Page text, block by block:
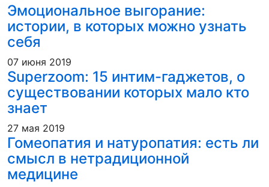
Эмоциональное выгорание:
истории, в которых можно узнать
себя
07 июня 2019
Superzoom: 15 интим-гаджетов, о
существовании которых мало кто
знает
27 мая 2019
Гомеопатия и натуропатия: есть ли
смысл в нетрадиционной
медицине